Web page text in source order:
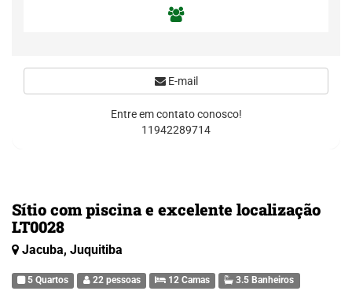
Sítio com piscina e excelente localização
LT0028
Jacuba, Juquitiba
5 Quartos 22 pessoas 12 Camas 3.5 Banheiros
E-mail
Entre em contato conosco!
11942289714